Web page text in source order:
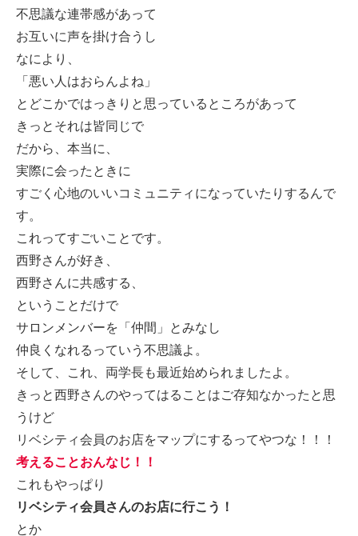
不思議な連帯感があって
お互いに声を掛け合うし
なにより、
「悪い人はおらんよね」
とどこかではっきりと思っているところがあって
きっとそれは皆同じで
だから、本当に、
実際に会ったときに
すごく心地のいいコミュニティになっていたりするんで
す。
これってすごいことです。
西野さんが好き、
西野さんに共感する、
ということだけで
サロンメンバーを「仲間」とみなし
仲良くなれるっていう不思議よ。
そして、これ、両学長も最近始められましたよ。
きっと西野さんのやってはることはご存知なかったと思
うけど
リベシティ会員のお店をマップにするってやつな！！！
考えることおんなじ！！
これもやっぱり
リベシティ会員さんのお店に行こう！
とか